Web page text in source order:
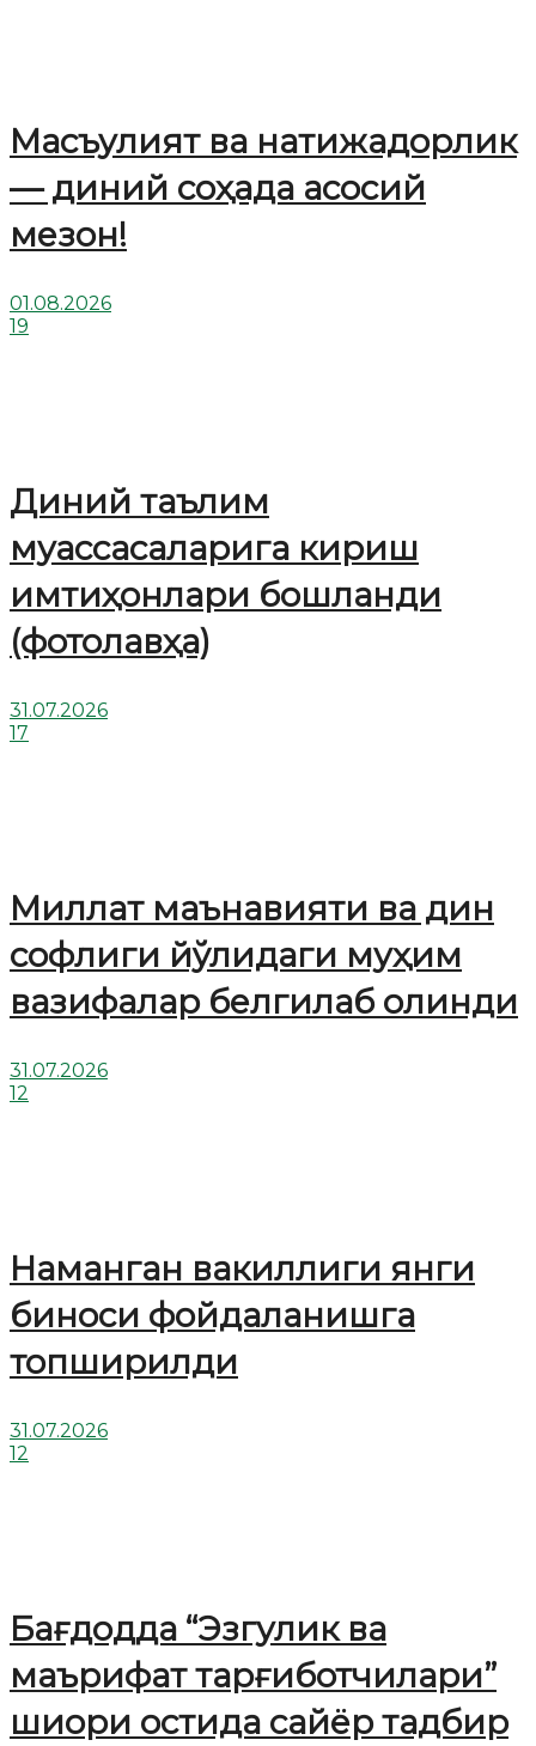
Масъулият ва натижадорлик
— диний соҳада асосий
мезон!
01.08.2026
19
Диний таълим
муассасаларига кириш
имтиҳонлари бошланди
(фотолавҳа)
31.07.2026
17
Миллат маънавияти ва дин
софлиги йўлидаги муҳим
вазифалар белгилаб олинди
31.07.2026
12
Наманган вакиллиги янги
биноси фойдаланишга
топширилди
31.07.2026
12
Бағдодда “Эзгулик ва
маърифат тарғиботчилари”
шиори остида сайёр тадбир